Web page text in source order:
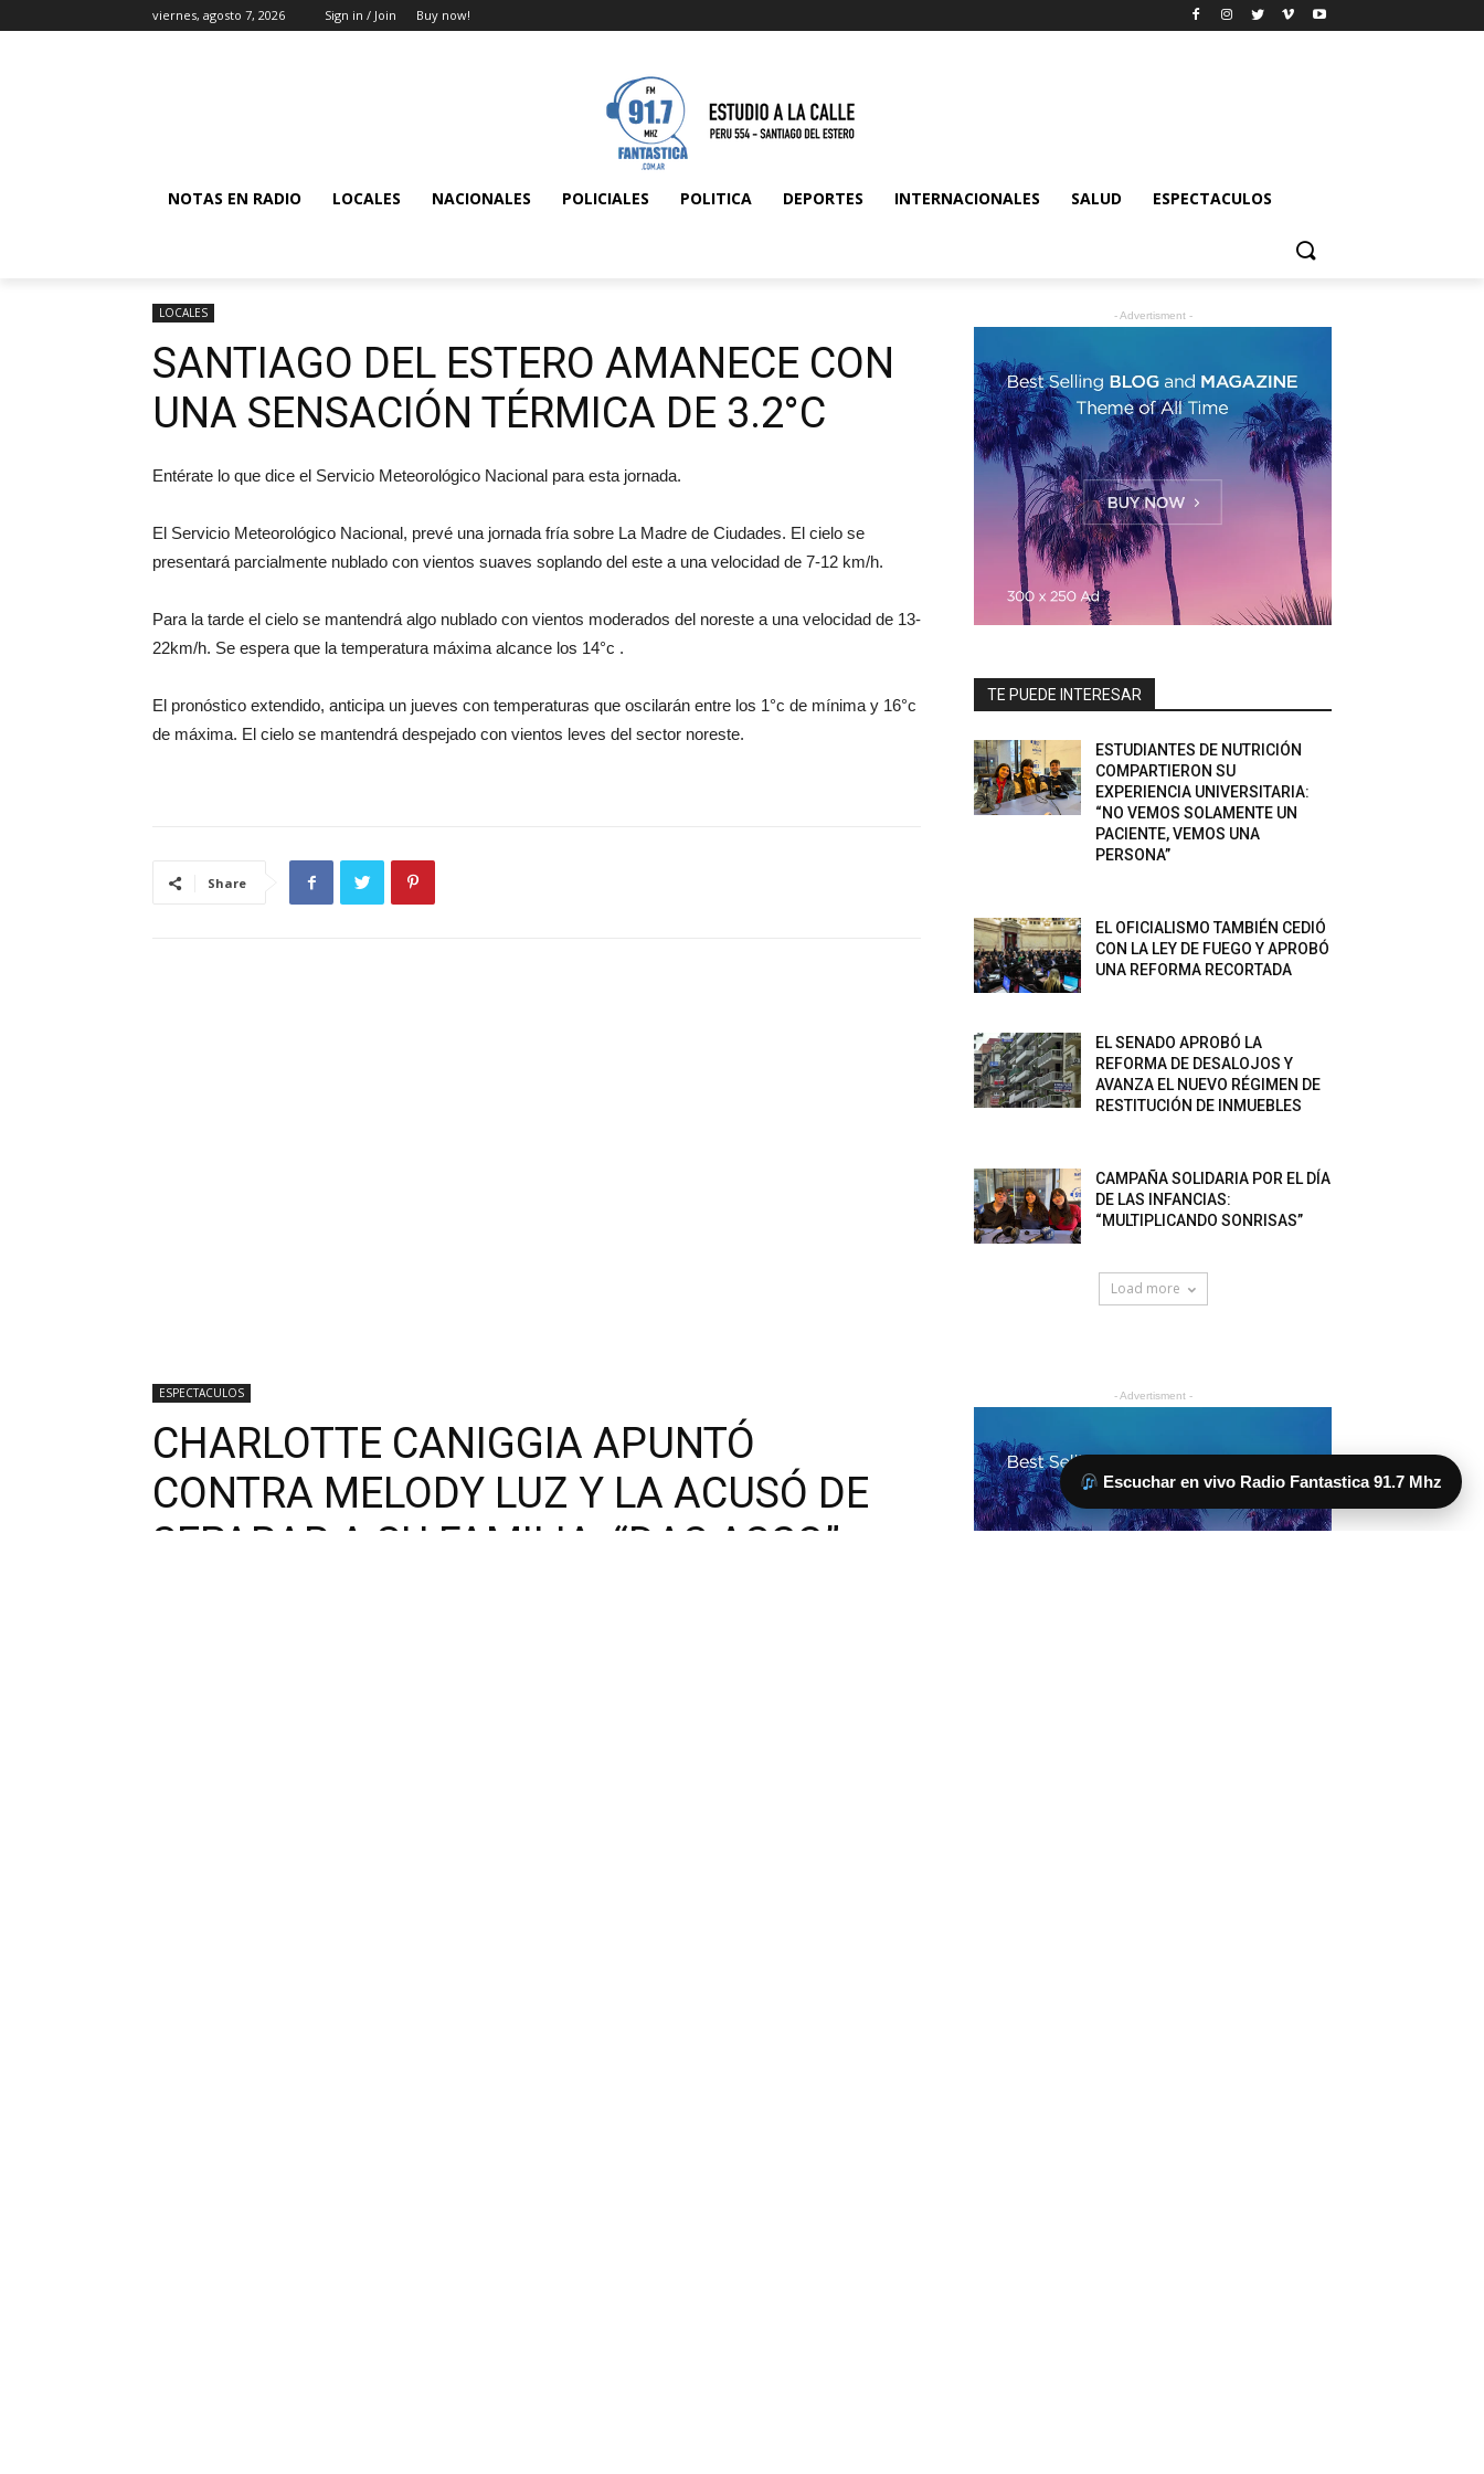
Escuchar en vivo Radio Fantastica 91.7 Mhz
viernes, agosto 7, 2026 Sign in / Join Buy now!
NOTAS EN RADIO LOCALES NACIONALES POLICIALES POLITICA DEPORTES INTERNACIONALES SALUD ESPECTACULOS
LOCALES
SANTIAGO DEL ESTERO AMANECE CON
UNA SENSACIÓN TÉRMICA DE 3.2°C
Entérate lo que dice el Servicio Meteorológico Nacional para esta jornada.
El Servicio Meteorológico Nacional, prevé una jornada fría sobre La Madre de Ciudades. El cielo se
presentará parcialmente nublado con vientos suaves soplando del este a una velocidad de 7-12 km/h.
Para la tarde el cielo se mantendrá algo nublado con vientos moderados del noreste a una velocidad de 13-
22km/h. Se espera que la temperatura máxima alcance los 14°c .
El pronóstico extendido, anticipa un jueves con temperaturas que oscilarán entre los 1°c de mínima y 16°c
de máxima. El cielo se mantendrá despejado con vientos leves del sector noreste.
Share
- Advertisment -
TE PUEDE INTERESAR
ESTUDIANTES DE NUTRICIÓN
COMPARTIERON SU
EXPERIENCIA UNIVERSITARIA:
“NO VEMOS SOLAMENTE UN
PACIENTE, VEMOS UNA
PERSONA”
EL OFICIALISMO TAMBIÉN CEDIÓ
CON LA LEY DE FUEGO Y APROBÓ
UNA REFORMA RECORTADA
EL SENADO APROBÓ LA
REFORMA DE DESALOJOS Y
AVANZA EL NUEVO RÉGIMEN DE
RESTITUCIÓN DE INMUEBLES
CAMPAÑA SOLIDARIA POR EL DÍA
DE LAS INFANCIAS:
“MULTIPLICANDO SONRISAS”
Load more